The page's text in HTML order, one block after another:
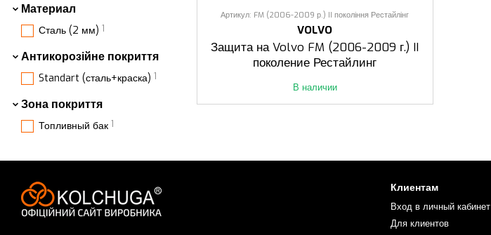
Артикул: FM (2006-2009 р.) II покоління Рестайлінг
VOLVO
Защита на Volvo FM (2006-2009 г.) II
поколение Рестайлинг
В наличии
Материал
Сталь (2 мм) 1
Антикорозійне покриття
Standart (сталь+краска) 1
Зона покриття
Топливный бак 1
Клиентам
Вход в личный кабинет
Для клиентов